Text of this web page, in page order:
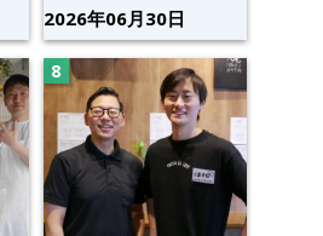
2026年06月30日